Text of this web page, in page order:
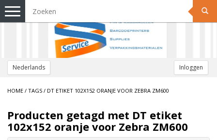
Nederlands Inloggen
Toggle
navigation
HOME / TAGS / DT ETIKET 102X152 ORANJE VOOR ZEBRA ZM600
Producten getagd met DT etiket
102x152 oranje voor Zebra ZM600